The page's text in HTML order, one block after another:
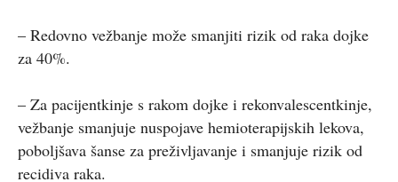
– Redovno vežbanje može smanjiti rizik od raka dojke
za 40%.
– Za pacijentkinje s rakom dojke i rekonvalescentkinje,
vežbanje smanjuje nuspojave hemioterapijskih lekova,
poboljšava šanse za preživljavanje i smanjuje rizik od
recidiva raka.